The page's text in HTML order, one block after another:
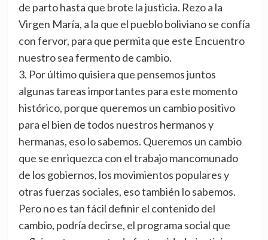
de parto hasta que brote la justicia. Rezo a la
Virgen María, a la que el pueblo boliviano se confía
con fervor, para que permita que este Encuentro
nuestro sea fermento de cambio.
3. Por último quisiera que pensemos juntos
algunas tareas importantes para este momento
histórico, porque queremos un cambio positivo
para el bien de todos nuestros hermanos y
hermanas, eso lo sabemos. Queremos un cambio
que se enriquezca con el trabajo mancomunado
de los gobiernos, los movimientos populares y
otras fuerzas sociales, eso también lo sabemos.
Pero no es tan fácil definir el contenido del
cambio, podría decirse, el programa social que